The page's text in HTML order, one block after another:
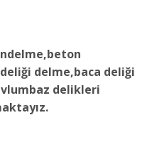
delme,baca deliği
delikleri